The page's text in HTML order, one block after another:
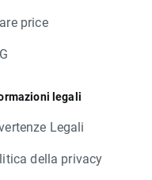
price
legali
Legali
della privacy